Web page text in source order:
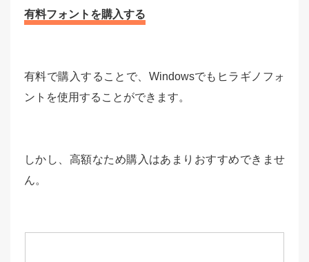
有料フォントを購入する
有料で購入することで、Windowsでもヒラギノフォ
ントを使用することができます。
しかし、高額なため購入はあまりおすすめできませ
ん。